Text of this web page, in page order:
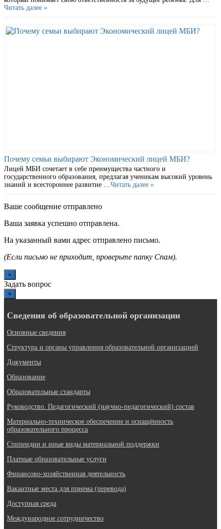
Читать далее »
Почему семьи выбирают Экономический лицей МБИ?
Лицей МБИ сочетает в себе преимущества частного и
государственного образования, предлагая ученикам высокий уровень
знаний и всестороннее развитие …Читать далее »
Ваше сообщение отправлено
Ваша заявка успешно отправлена.
На указанный вами адрес отправлено письмо.
(Если письмо не приходит, проверьте папку Спам).
×
Задать вопрос
×
Сведения об образовательной организации
Основные сведения
Структура и органы управления образовательной организацией
Документы
Образование
Образовательные стандарты
Руководство. Педагогический (научно-педагогический) состав
Материально-техническое обеспечение и оснащённость
образовательного процесса
Стипендии и иные виды материальной поддержки
Платные образовательные услуги
Финансово-хозяйственная деятельность
Вакантные места для приема (перевода)
Доступная среда
Международное сотрудничество